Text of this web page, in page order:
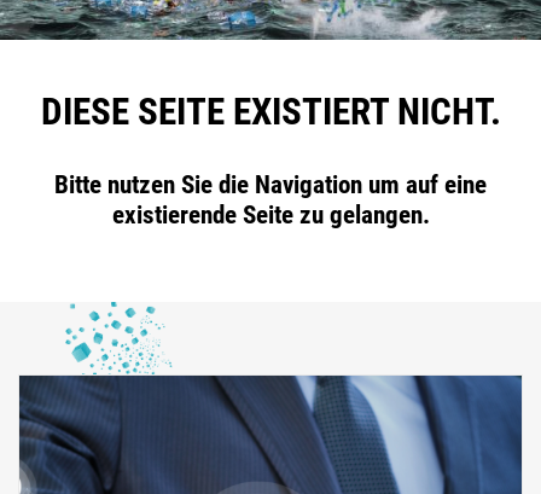
DIESE SEITE EXISTIERT NICHT.
Bitte nutzen Sie die Navigation um auf eine
existierende Seite zu gelangen.